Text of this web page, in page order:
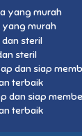
yang murah
steril
dan siap
terbaik